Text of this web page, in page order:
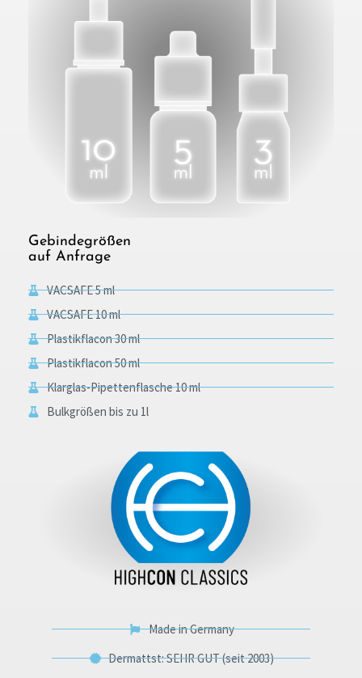
Made in Germany
Dermattst: SEHR GUT (seit 2003)
Gebindegrößen
auf Anfrage
VACSAFE 5 ml
VACSAFE 10 ml
Plastikflacon 30 ml
Plastikflacon 50 ml
Klarglas-Pipettenflasche 10 ml
Bulkgrößen bis zu 1l